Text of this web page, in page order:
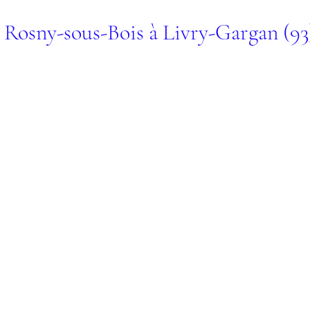
sous-Bois à Livry-Gargan